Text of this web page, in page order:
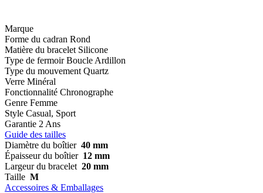
Marque
Forme du cadran Rond
Matière du bracelet Silicone
Type de fermoir Boucle Ardillon
Type du mouvement Quartz
Verre Minéral
Fonctionnalité Chronographe
Genre Femme
Style Casual, Sport
Garantie 2 Ans
Guide des tailles
Diamètre du boîtier 40 mm
Épaisseur du boîtier 12 mm
Largeur du bracelet 20 mm
Taille M
Accessoires & Emballages